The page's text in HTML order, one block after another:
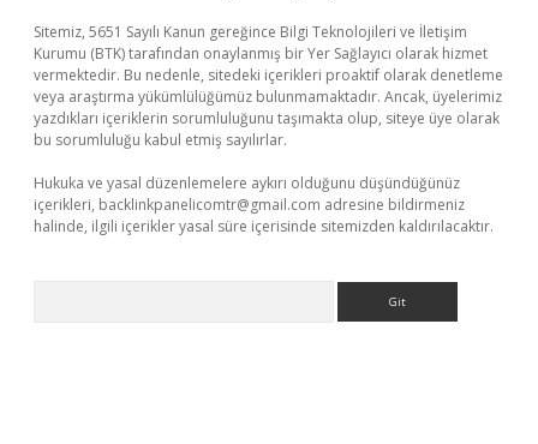
Sitemiz, 5651 Sayılı Kanun gereğince Bilgi Teknolojileri ve İletişim
Kurumu (BTK) tarafından onaylanmış bir Yer Sağlayıcı olarak hizmet
vermektedir. Bu nedenle, sitedeki içerikleri proaktif olarak denetleme
veya araştırma yükümlülüğümüz bulunmamaktadır. Ancak, üyelerimiz
yazdıkları içeriklerin sorumluluğunu taşımakta olup, siteye üye olarak
bu sorumluluğu kabul etmiş sayılırlar.
Hukuka ve yasal düzenlemelere aykırı olduğunu düşündüğünüz
içerikleri, backlinkpanelicomtr@gmail.com adresine bildirmeniz
halinde, ilgili içerikler yasal süre içerisinde sitemizden kaldırılacaktır.